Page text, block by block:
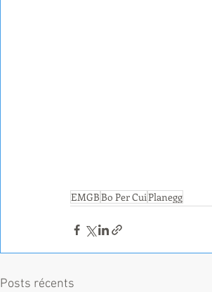
EMGBBo Per CuiPlanegg
Posts récents